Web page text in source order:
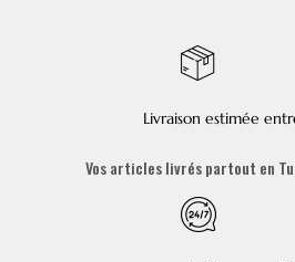
Livraison estimée
Vos articles livrés partout en